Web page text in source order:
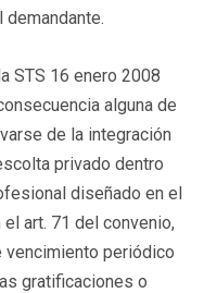
STS 16 enero 2008
alguna de
de la integración
privado dentro
diseñado en el
art. 71 del convenio,
periódico
gratificaciones o